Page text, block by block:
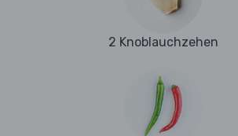
2 Knoblauchzehen